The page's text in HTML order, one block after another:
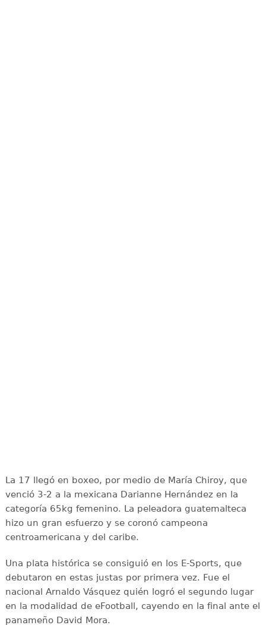
La 17 llegó en boxeo, por medio de María Chiroy, que
venció 3-2 a la mexicana Darianne Hernández en la
categoría 65kg femenino. La peleadora guatemalteca
hizo un gran esfuerzo y se coronó campeona
centroamericana y del caribe.
Una plata histórica se consiguió en los E-Sports, que
debutaron en estas justas por primera vez. Fue el
nacional Arnaldo Vásquez quién logró el segundo lugar
en la modalidad de eFootball, cayendo en la final ante el
panameño David Mora.